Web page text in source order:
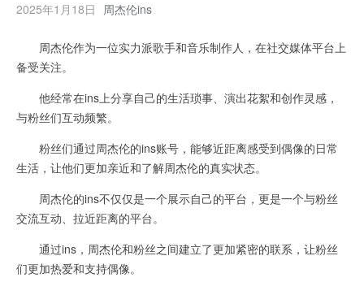
2025年1月18日 周杰伦ins
周杰伦作为一位实力派歌手和音乐制作人，在社交媒体平台上
备受关注。
他经常在ins上分享自己的生活琐事、演出花絮和创作灵感，
与粉丝们互动频繁。
粉丝们通过周杰伦的ins账号，能够近距离感受到偶像的日常
生活，让他们更加亲近和了解周杰伦的真实状态。
周杰伦的ins不仅仅是一个展示自己的平台，更是一个与粉丝
交流互动、拉近距离的平台。
通过ins，周杰伦和粉丝之间建立了更加紧密的联系，让粉丝
们更加热爱和支持偶像。